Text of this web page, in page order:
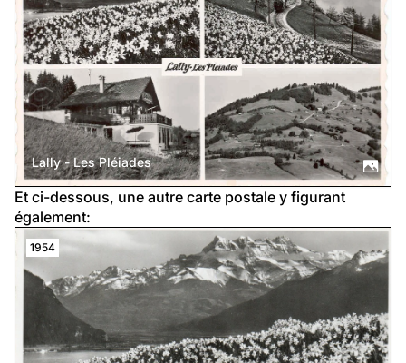
Lally - Les Pléiades
Et ci-dessous, une autre carte postale y figurant
également:
1954